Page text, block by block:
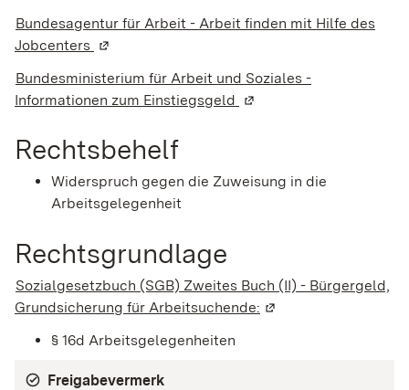
Bundesagentur für Arbeit - Arbeit finden mit Hilfe des
Jobcenters (Wird in einem neuen Fenster geöffnet)
Bundesministerium für Arbeit und Soziales -
Informationen zum Einstiegsgeld (Wird in einem neuen
Rechtsbehelf
Widerspruch gegen die Zuweisung in die
Arbeitsgelegenheit
Rechtsgrundlage
Sozialgesetzbuch (SGB) Zweites Buch (II) - Bürgergeld,
Grundsicherung für Arbeitsuchende: (Wird in einem
§ 16d Arbeitsgelegenheiten
Freigabevermerk